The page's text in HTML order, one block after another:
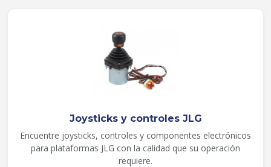
Joysticks y controles JLG
Encuentre joysticks, controles y componentes electrónicos
para plataformas JLG con la calidad que su operación
requiere.